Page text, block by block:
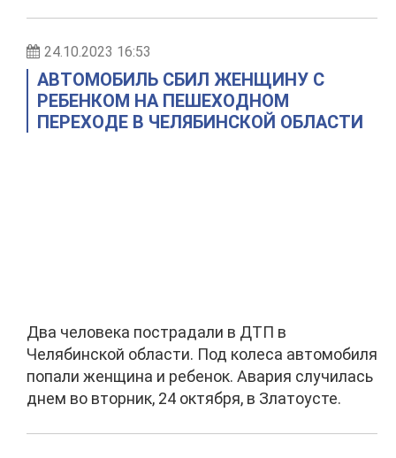
24.10.2023 16:53
АВТОМОБИЛЬ СБИЛ ЖЕНЩИНУ С
РЕБЕНКОМ НА ПЕШЕХОДНОМ
ПЕРЕХОДЕ В ЧЕЛЯБИНСКОЙ ОБЛАСТИ
Два человека пострадали в ДТП в
Челябинской области. Под колеса автомобиля
попали женщина и ребенок. Авария случилась
днем во вторник, 24 октября, в Златоусте.